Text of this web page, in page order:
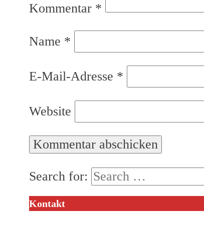
Kommentar *
Name *
E-Mail-Adresse *
Website
Search for:
Kontakt